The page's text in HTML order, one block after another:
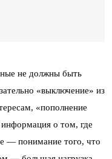
не должны быть
«выключение» из
«пополнение
о том, где
— понимание того, что